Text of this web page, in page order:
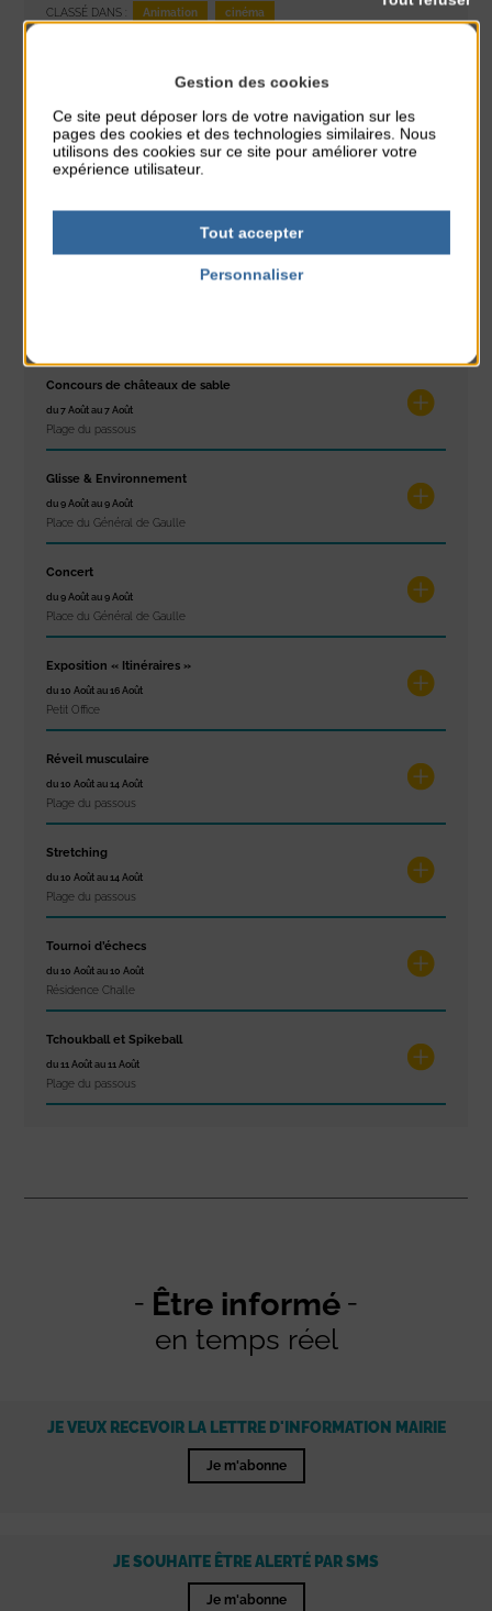
CLASSÉ DANS : Animation cinéma
À noter aussi
Concours de châteaux de sable
du 7 Août au 7 Août
Plage du passous
Glisse & Environnement
du 9 Août au 9 Août
Place du Général de Gaulle
Concert
du 9 Août au 9 Août
Place du Général de Gaulle
Exposition « Itinéraires »
du 10 Août au 16 Août
Petit Office
Réveil musculaire
du 10 Août au 14 Août
Plage du passous
Stretching
du 10 Août au 14 Août
Plage du passous
Tournoi d’échecs
du 10 Août au 10 Août
Résidence Challe
Tchoukball et Spikeball
du 11 Août au 11 Août
Plage du passous
Être informé
en temps réel
JE VEUX RECEVOIR LA LETTRE D'INFORMATION MAIRIE
Je m'abonne
JE SOUHAITE ÊTRE ALERTÉ PAR SMS
Je m'abonne
Gestion des cookies
Ce site peut déposer lors de votre navigation sur les
pages des cookies et des technologies similaires. Nous
utilisons des cookies sur ce site pour améliorer votre
expérience utilisateur.
Tout accepter
Personnaliser